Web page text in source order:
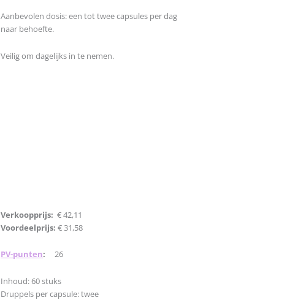
Aanbevolen dosis: een tot twee capsules per dag
naar behoefte.
Veilig om dagelijks in te nemen.
Verkoopprijs: € 42,11
Voordeelprijs: € 31,58
PV-punten: 26
Inhoud: 60 stuks
Druppels per capsule: twee